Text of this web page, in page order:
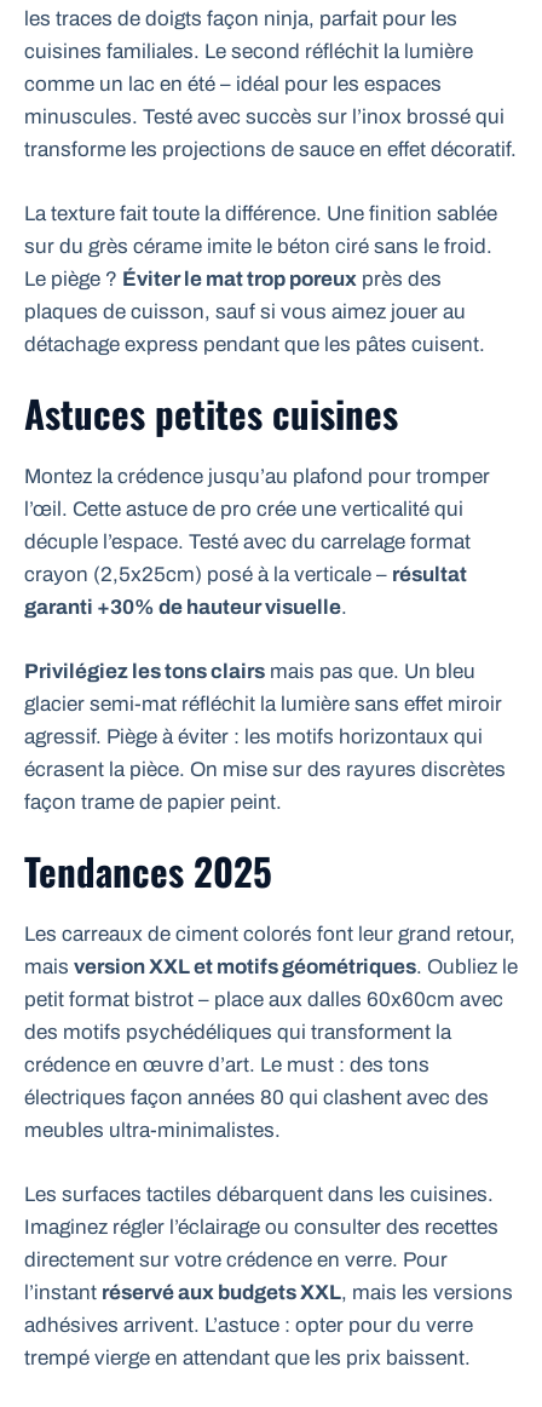
les traces de doigts façon ninja, parfait pour les
cuisines familiales. Le second réfléchit la lumière
comme un lac en été – idéal pour les espaces
minuscules. Testé avec succès sur l’inox brossé qui
transforme les projections de sauce en effet décoratif.
La texture fait toute la différence. Une finition sablée
sur du grès cérame imite le béton ciré sans le froid.
Le piège ? Éviter le mat trop poreux près des
plaques de cuisson, sauf si vous aimez jouer au
détachage express pendant que les pâtes cuisent.
Astuces petites cuisines
Montez la crédence jusqu’au plafond pour tromper
l’œil. Cette astuce de pro crée une verticalité qui
décuple l’espace. Testé avec du carrelage format
crayon (2,5x25cm) posé à la verticale – résultat
garanti +30% de hauteur visuelle.
Privilégiez les tons clairs mais pas que. Un bleu
glacier semi-mat réfléchit la lumière sans effet miroir
agressif. Piège à éviter : les motifs horizontaux qui
écrasent la pièce. On mise sur des rayures discrètes
façon trame de papier peint.
Tendances 2025
Les carreaux de ciment colorés font leur grand retour,
mais version XXL et motifs géométriques. Oubliez le
petit format bistrot – place aux dalles 60x60cm avec
des motifs psychédéliques qui transforment la
crédence en œuvre d’art. Le must : des tons
électriques façon années 80 qui clashent avec des
meubles ultra-minimalistes.
Les surfaces tactiles débarquent dans les cuisines.
Imaginez régler l’éclairage ou consulter des recettes
directement sur votre crédence en verre. Pour
l’instant réservé aux budgets XXL, mais les versions
adhésives arrivent. L’astuce : opter pour du verre
trempé vierge en attendant que les prix baissent.